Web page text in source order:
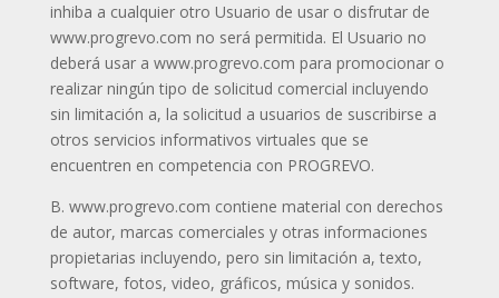
inhiba a cualquier otro Usuario de usar o disfrutar de
www.progrevo.com no será permitida. El Usuario no
deberá usar a www.progrevo.com para promocionar o
realizar ningún tipo de solicitud comercial incluyendo
sin limitación a, la solicitud a usuarios de suscribirse a
otros servicios informativos virtuales que se
encuentren en competencia con PROGREVO.
B. www.progrevo.com contiene material con derechos
de autor, marcas comerciales y otras informaciones
propietarias incluyendo, pero sin limitación a, texto,
software, fotos, video, gráficos, música y sonidos.